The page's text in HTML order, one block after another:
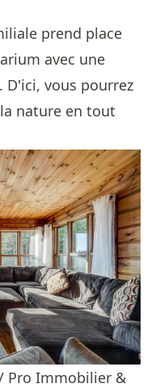
prend place
avec une
vous pourrez
nature en tout
Pro Immobilier &